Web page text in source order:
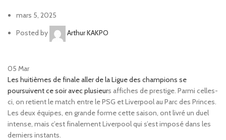
mars 5, 2025
Posted by
Arthur KAKPO
05 Mar
Les huitièmes de finale aller de la Ligue des champions se
poursuivent ce soir avec plusieurs affiches de prestige. Parmi celles-
ci, on retient le match entre le PSG et Liverpool au Parc des Princes.
Les deux équipes, en grande forme cette saison, ont livré un duel
intense, mais c’est finalement Liverpool qui s’est imposé dans les
derniers instants.